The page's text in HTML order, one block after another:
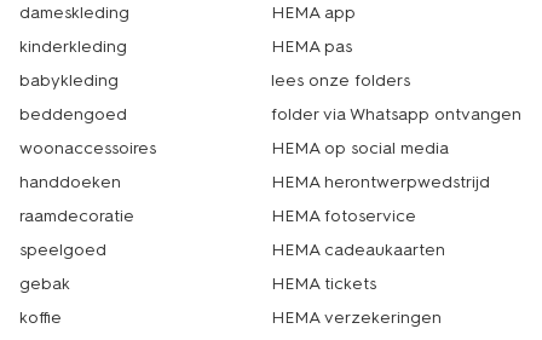
dameskleding
kinderkleding
babykleding
beddengoed
woonaccessoires
handdoeken
raamdecoratie
speelgoed
gebak
koffie
HEMA app
HEMA pas
lees onze folders
folder via Whatsapp ontvangen
HEMA op social media
HEMA herontwerpwedstrijd
HEMA fotoservice
HEMA cadeaukaarten
HEMA tickets
HEMA verzekeringen